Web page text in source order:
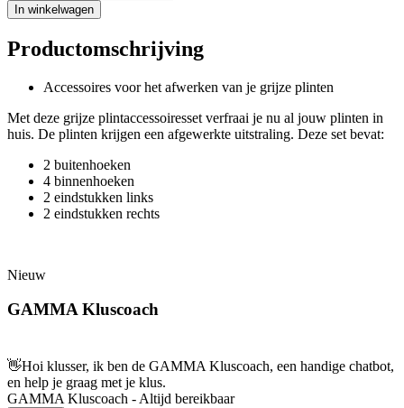
In winkelwagen
Productomschrijving
Accessoires voor het afwerken van je grijze plinten
Met deze grijze plintaccessoiresset verfraai je nu al jouw plinten in
huis. De plinten krijgen een afgewerkte uitstraling. Deze set bevat:
2 buitenhoeken
4 binnenhoeken
2 eindstukken links
2 eindstukken rechts
Nieuw
GAMMA Kluscoach
👋Hoi klusser, ik ben de GAMMA Kluscoach, een handige chatbot,
en help je graag met je klus.
GAMMA Kluscoach - Altijd bereikbaar